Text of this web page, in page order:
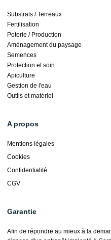
Substrats / Terreaux
Fertilisation
Poterie / Production
Aménagement du paysage
Semences
Protection et soin
Apiculture
Gestion de l'eau
Outils et matériel
A propos
Mentions légales
Cookies
Confidentialité
CGV
Garantie
Afin de répondre au mieux à la